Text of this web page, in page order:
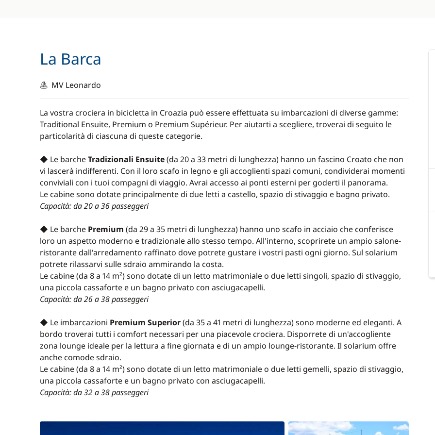
Sistemazione in cabina matrimoniale o con due letti singoli a seconda
Servizi dell'equipaggio di lingua inglese
bicicletta
Mezza pensione: 7 colazioni (continentale – caffè, tè, succo, latte, cereali,
pane, marmellate, miele, burro, ricotta e un prodotto a scelta tra
Bevande: acqua tutto il giorno
Biancheria da letto e 2 asciugamani da bagno
Connessione WiFi (a seconda delle zone di navigazione)
Questa tariffa potrebbe
In opzione a bordo di
Colazione inglese
frutta e yogurt): €40/
Cena del Capitano
Pulizia giornaliera delle
Noleggio Teli mare: 6€/
Noleggio asciugamano
La Barca
MV Leonardo
La vostra crociera in bicicletta in Croazia può essere effettuata su imbarcazioni di diverse gamme:
Traditional Ensuite, Premium o Premium Supérieur. Per aiutarti a scegliere, troverai di seguito le
particolarità di ciascuna di queste categorie.
◆ Le barcheTradizionali Ensuite(da 20 a 33 metri di lunghezza) hanno un fascino Croato che non
vi lascerà indifferenti. Con il loro scafo in legno e gli accoglienti spazi comuni, condividerai momenti
conviviali con i tuoi compagni di viaggio. Avrai accesso ai ponti esterni per goderti il ​​panorama.
Le cabine sono dotate principalmente di due letti a castello, spazio di stivaggio e bagno privato.
Capacità: da 20 a 36 passeggeri
◆ Le barche Premium (da 29 a 35 metri di lunghezza) hanno uno scafo in acciaio che conferisce
loro un aspetto moderno e tradizionale allo stesso tempo. All'interno, scoprirete un ampio salone-
ristorante dall'arredamento raffinato dove potrete gustare i vostri pasti ogni giorno. Sul solarium
potrete rilassarvi sulle sdraio ammirando la costa.
Le cabine (da 8 a 14 m²) sono dotate di un letto matrimoniale o due letti singoli, spazio di stivaggio,
una piccola cassaforte e un bagno privato con asciugacapelli.
Capacità: da 26 a 38 passeggeri
◆ Le imbarcazioni Premium Superior(da 35 a 41 metri di lunghezza) sono moderne ed eleganti. A
bordo troverai tutti i comfort necessari per una piacevole crociera. Disporrete di un'accogliente
zona lounge ideale per la lettura a fine giornata e di un ampio lounge-ristorante. Il solarium offre
anche comode sdraio.
Le cabine (da 8 a 14 m²) sono dotate di un letto matrimoniale o due letti gemelli, spazio di stivaggio,
una piccola cassaforte e un bagno privato con asciugacapelli.
Capacità: da 32 a 38 passeggeri